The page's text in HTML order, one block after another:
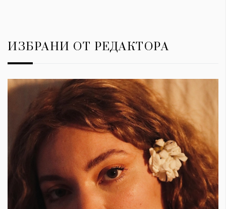
ИЗБРАНИ ОТ РЕДАКТОРА